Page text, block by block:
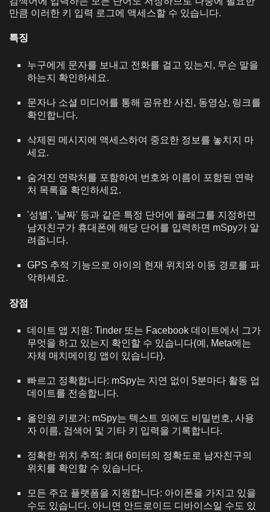
만큼 이러한 키 입력 로그에 액세스할 수 있습니다.
특징
누구에게 문자를 보내고 전화를 걸고 있는지, 무슨 말을
하는지 확인하세요.
문자나 소셜 미디어를 통해 공유한 사진, 동영상, 링크를
확인합니다.
삭제된 메시지에 액세스하여 중요한 정보를 놓치지 마
세요.
숨겨진 연락처를 포함하여 번호와 이름이 포함된 연락
처 목록을 확인하세요.
'성별', '날짜' 등과 같은 특정 단어에 플래그를 지정하면
남자친구가 휴대폰에 해당 단어를 입력하면 mSpy가 알
려줍니다.
GPS 추적 기능으로 아이의 현재 위치와 이동 경로를 파
악하세요.
장점
데이트 앱 지원: Tinder 또는 Facebook 데이트에서 그가
무엇을 하고 있는지 확인할 수 있습니다(예, Meta에는
자체 매치메이킹 앱이 있습니다).
빠르고 정확합니다: mSpy는 지연 없이 5분마다 활동 업
데이트를 전송합니다.
올인원 키로거: mSpy는 텍스트 외에도 비밀번호, 사용
자 이름, 검색어 및 기타 키 입력을 기록합니다.
정확한 위치 추적: 최대 6미터의 정확도로 남자친구의
위치를 확인할 수 있습니다.
모든 주요 플랫폼을 지원합니다: 아이폰을 가지고 있을
수도 있습니다. 아니면 안드로이드 디바이스일 수도 있